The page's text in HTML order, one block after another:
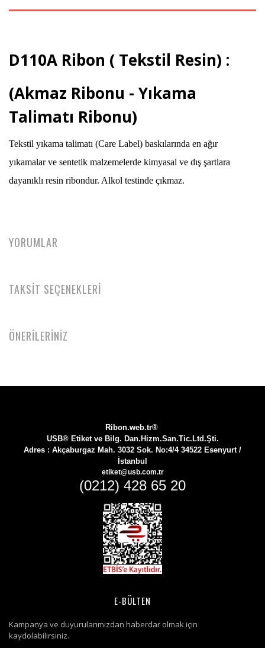
D110A Ribon ( Tekstil Resin) :
(Akmaz Ribonu - Yıkama
Talimatı Ribonu)
Tekstil yıkama talimatı (Care Label) baskılarında en ağır
yıkamalar ve sentetik malzemelerde kimyasal ve dış şartlara
dayanıklı resin ribondur. Alkol testinde çıkmaz.
YORUMLAR
TAKSİT SEÇENEKLERİ
ÖNERİLERİNİZ
Ribon.web.tr®
USB® Etiket ve Bilg. Dan.Hizm.San.Tic.Ltd.Şti.
Adres : Akçaburgaz Mah. 3032 Sok. No:4/4 34522 Esenyurt /
İstanbul
etiket@usb.com.tr
(0212) 428 65 20
E-BÜLTEN
Kampanya ve duyurularımızdan haberdar olmak için
kaydolabilirsiniz.